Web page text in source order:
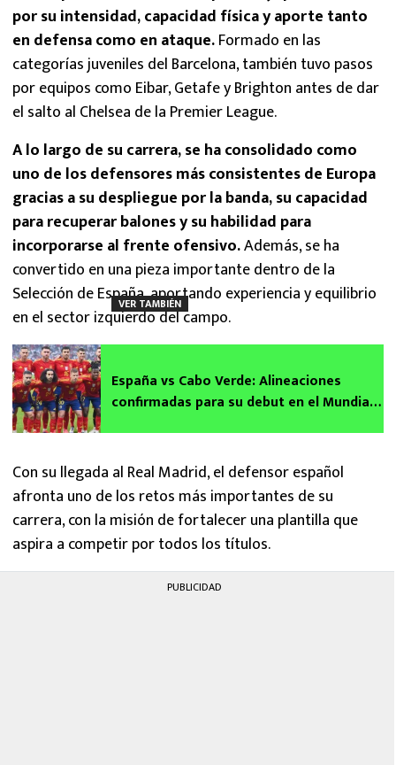
por su intensidad, capacidad física y aporte tanto
en defensa como en ataque.Formado en las
categorías juveniles del Barcelona, también tuvo pasos
por equipos como Eibar, Getafe y Brighton antes de dar
el salto al Chelsea de la Premier League.
A lo largo de su carrera, se ha consolidado como
uno de los defensores más consistentes de Europa
gracias a su despliegue por la banda, su capacidad
para recuperar balones y su habilidad para
incorporarse al frente ofensivo.Además, se ha
convertido en una pieza importante dentro de la
Selección de España, aportando experiencia y equilibrio
en el sector izquierdo del campo.
VER TAMBIÉN
España vs Cabo Verde: Alineaciones
confirmadas para su debut en el Mundial
Con su llegada al Real Madrid, el defensor español
afronta uno de los retos más importantes de su
carrera, con la misión de fortalecer una plantilla que
aspira a competir por todos los títulos.
PUBLICIDAD